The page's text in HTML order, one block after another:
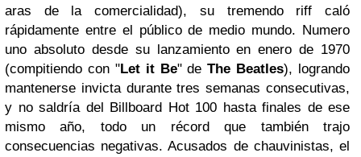
aras de la comercialidad), su tremendo riff caló
rápidamente entre el público de medio mundo. Numero
uno absoluto desde su lanzamiento en enero de 1970
(compitiendo con "Let it Be" deThe Beatles), logrando
mantenerse invicta durante tres semanas consecutivas,
y no saldría del Billboard Hot 100 hasta finales de ese
mismo año, todo un récord que también trajo
consecuencias negativas. Acusados de chauvinistas, el